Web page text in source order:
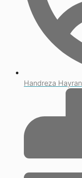
Handreza Hayran